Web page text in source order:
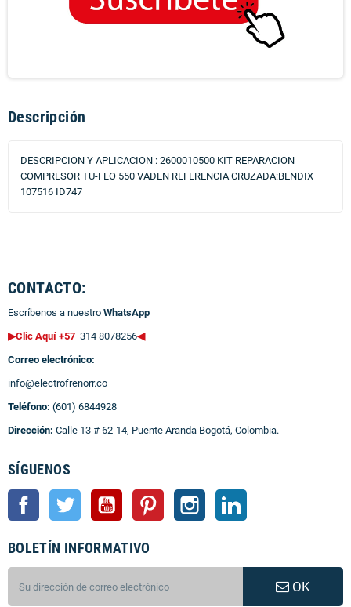
Descripción
DESCRIPCION Y APLICACION : 2600010500 KIT REPARACION
COMPRESOR TU-FLO 550 VADEN REFERENCIA CRUZADA:BENDIX
107516 ID747
CONTACTO:
Escríbenos a nuestro WhatsApp
▶Clic Aquí +57 314 8078256◀
Correo electrónico:
info@electrofrenorr.co
Teléfono: (601) 6844928
Dirección: Calle 13 # 62-14, Puente Aranda Bogotá, Colombia.
SÍGUENOS
Facebook Twitter YouTube Pinterest Instagram
BOLETÍN INFORMATIVO
OK